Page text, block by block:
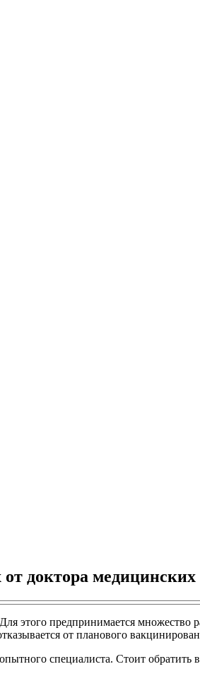
доктора
этого предпринимается
от планового
специалиста. Стоит